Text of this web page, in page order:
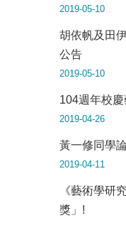
2019-05-10
胡依帆及田
公告
2019-05-10
104週年校
2019-04-26
黃一修同學
2019-04-11
《藝術學研
獎」!